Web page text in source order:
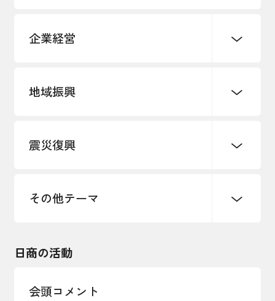
企業経営
創業
事業承継・引継ぎ支援
雇用・労働・人材確保
地域振興
まちづくり
震災復興
令和６年能登半島地震関連
その他テーマ
インボイス制度
日商の活動
会頭コメント